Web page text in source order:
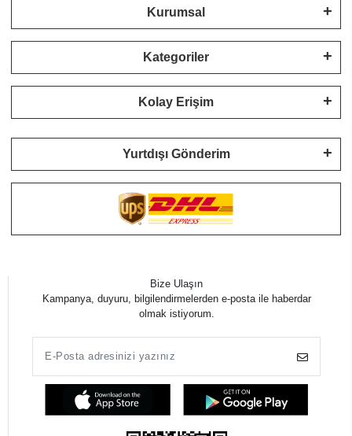
Kurumsal
Kategoriler
Kolay Erişim
Yurtdışı Gönderim
Bize Ulaşın
Kampanya, duyuru, bilgilendirmelerden e-posta ile haberdar
olmak istiyorum.